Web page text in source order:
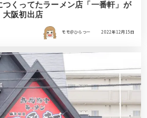
つくってたラーメン店「一番軒」が
大阪初出店
モモ＠ひらつー 2022年12月15日